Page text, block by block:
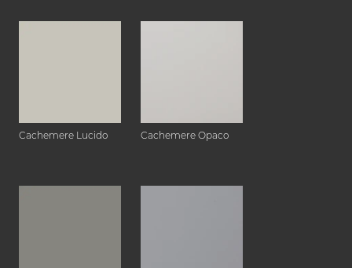
Cachemere Lucido Cachemere Opaco